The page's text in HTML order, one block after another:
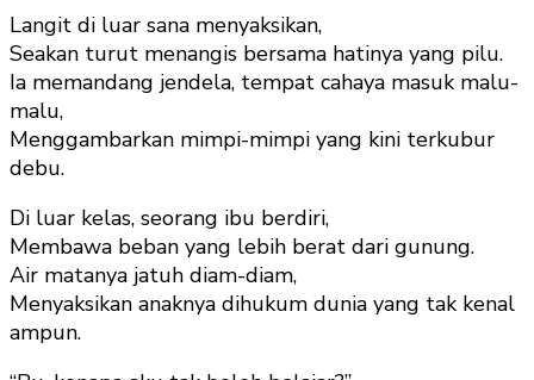
Langit di luar sana menyaksikan,
Seakan turut menangis bersama hatinya yang pilu.
Ia memandang jendela, tempat cahaya masuk malu-
malu,
Menggambarkan mimpi-mimpi yang kini terkubur
debu.
Di luar kelas, seorang ibu berdiri,
Membawa beban yang lebih berat dari gunung.
Air matanya jatuh diam-diam,
Menyaksikan anaknya dihukum dunia yang tak kenal
ampun.